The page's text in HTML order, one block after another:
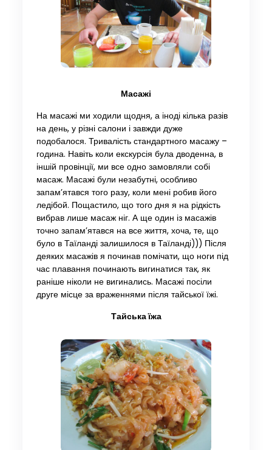
Масажі
На масажі ми ходили щодня, а іноді кілька разів
на день, у різні салони і завжди дуже
подобалося. Тривалість стандартного масажу –
година. Навіть коли екскурсія була дводенна, в
іншій провінції, ми все одно замовляли собі
масаж. Масажі були незабутні, особливо
запам’ятався того разу, коли мені робив його
ледібой. Пощастило, що того дня я на рідкість
вибрав лише масаж ніг. А ще один із масажів
точно запам’ятався на все життя, хоча, те, що
було в Таїланді залишилося в Таїланді))) Після
деяких масажів я починав помічати, що ноги під
час плавання починають вигинатися так, як
раніше ніколи не вигинались. Масажі посіли
друге місце за враженнями після тайської їжі.
Тайська їжа